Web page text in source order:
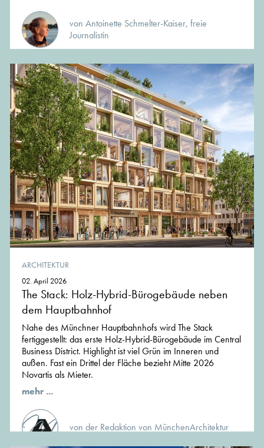
von Antoinette Schmelter-Kaiser, freie
Journalistin
ARCHITEKTUR
02. April 2026
The Stack: Holz-Hybrid-Bürogebäude neben
dem Hauptbahnhof
Nahe des Münchner Hauptbahnhofs wird The Stack
fertiggestellt: das erste Holz-Hybrid-Bürogebäude im Central
Business District. Highlight ist viel Grün im Inneren und
außen. Fast ein Drittel der Fläche bezieht Mitte 2026
Novartis als Mieter.
mehr ...
von der Redaktion von MünchenArchitektur